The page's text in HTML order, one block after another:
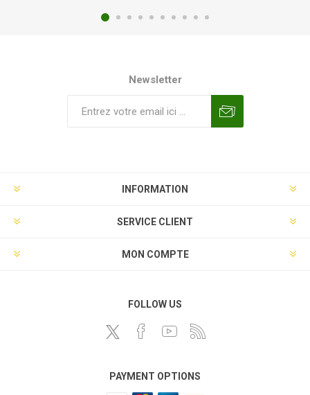
Newsletter
INFORMATION
SERVICE CLIENT
MON COMPTE
FOLLOW US
PAYMENT OPTIONS